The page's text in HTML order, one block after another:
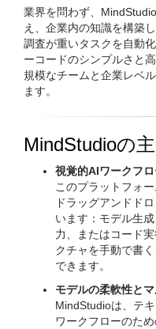
業界を問わず、
え、企業内の知識を構築
調査が重いタスクを自動
ーコードのシンプルさと
規模なチームと企業レベ
ます。
MindStudioの
視覚的AIワークフ
このプラットフォ
ドラッグアンドド
います：モデル生
力、またはコード
クチャを手動で書
できます。
モデルの柔軟性と
MindStudioは、テ
ワークフローのた